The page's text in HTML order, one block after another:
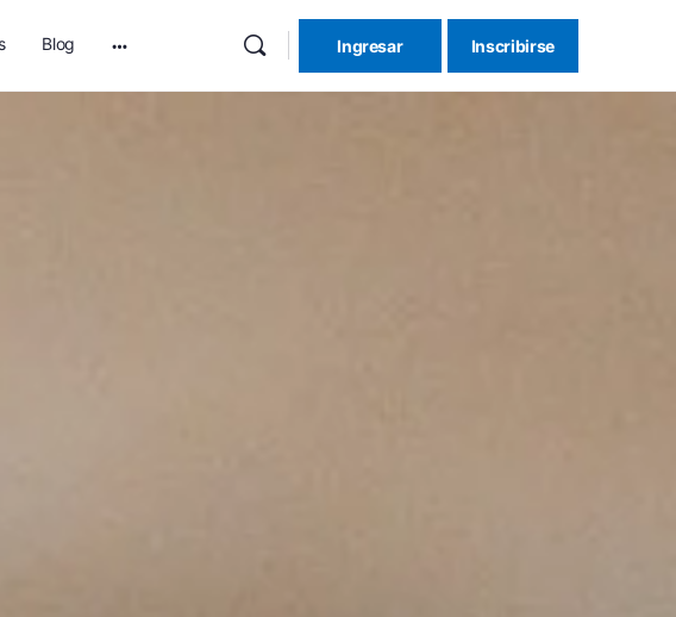
Blog Ingresar Inscribirse